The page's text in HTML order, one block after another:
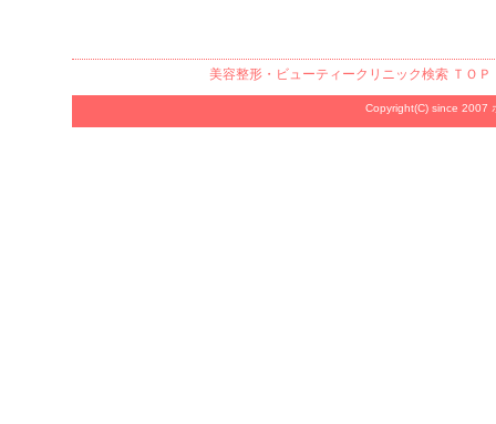
美容整形・ビューティークリニック検索ＴＯＰ
Copyright(C) since 2007